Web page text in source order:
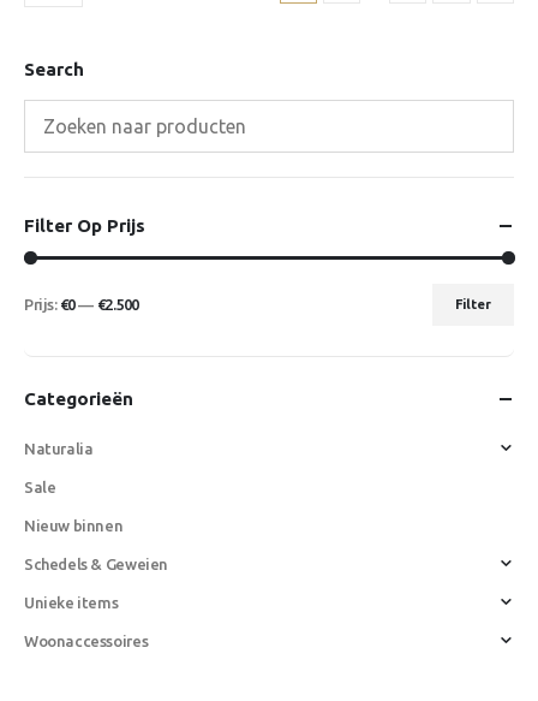
Search
Filter Op Prijs
Min.
Max.
Filter
Prijs: €0— €2.500
Categorieën
Naturalia
Sale
Nieuw binnen
Schedels & Geweien
Unieke items
Woonaccessoires